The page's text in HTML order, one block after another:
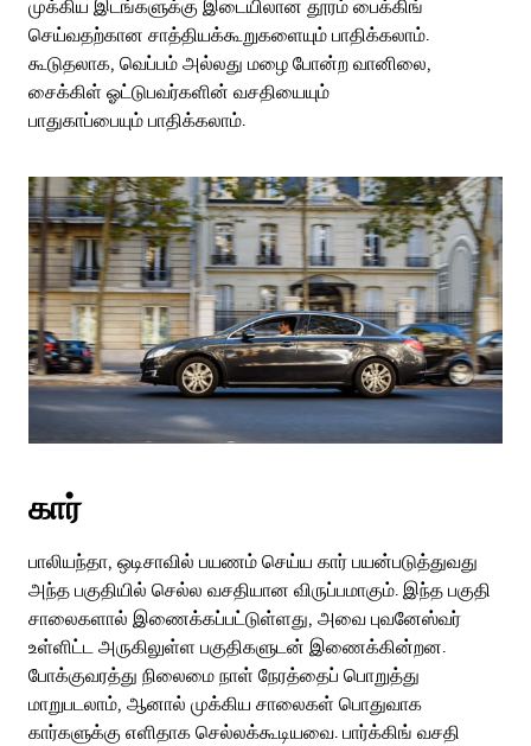
முக்கிய இடங்களுக்கு இடையிலான தூரம் பைக்கிங்
செய்வதற்கான சாத்தியக்கூறுகளையும் பாதிக்கலாம்.
கூடுதலாக, வெப்பம் அல்லது மழை போன்ற வானிலை,
சைக்கிள் ஓட்டுபவர்களின் வசதியையும்
பாதுகாப்பையும் பாதிக்கலாம்.
கார்
பாலியந்தா, ஒடிசாவில் பயணம் செய்ய கார் பயன்படுத்துவது
அந்த பகுதியில் செல்ல வசதியான விருப்பமாகும். இந்த பகுதி
சாலைகளால் இணைக்கப்பட்டுள்ளது, அவை புவனேஸ்வர்
உள்ளிட்ட அருகிலுள்ள பகுதிகளுடன் இணைக்கின்றன.
போக்குவரத்து நிலைமை நாள் நேரத்தைப் பொறுத்து
மாறுபடலாம், ஆனால் முக்கிய சாலைகள் பொதுவாக
கார்களுக்கு எளிதாக செல்லக்கூடியவை. பார்க்கிங் வசதி